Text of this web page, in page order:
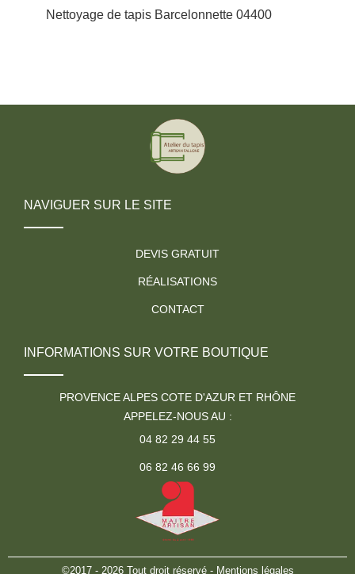
Nettoyage de tapis Barcelonnette 04400
NAVIGUER SUR LE SITE
DEVIS GRATUIT
RÉALISATIONS
CONTACT
INFORMATIONS SUR VOTRE BOUTIQUE
PROVENCE ALPES COTE D'AZUR ET RHÔNE
APPELEZ-NOUS AU :
04 82 29 44 55
06 82 46 66 99
©2017 - 2026 Tout droit réservé - Mentions légales